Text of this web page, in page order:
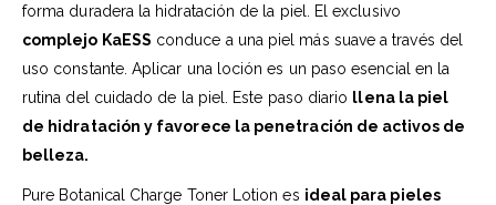
forma duradera la hidratación de la piel. El exclusivo
complejo KaESS conduce a una piel más suave a través del
uso constante. Aplicar una loción es un paso esencial en la
rutina del cuidado de la piel. Este paso diario llena la piel
de hidratación y favorece la penetración de activos de
belleza.
Pure Botanical Charge Toner Lotion es ideal para pieles